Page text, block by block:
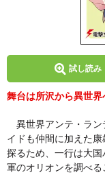
試し読み
舞台は所沢から異世界
異世界アンテ・ラン
イドも仲間に加えた
探るため、一行は大
軍のオリオンを調べ